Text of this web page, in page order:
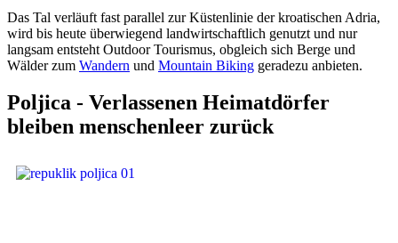
Das Tal verläuft fast parallel zur Küstenlinie der kroatischen Adria,
wird bis heute überwiegend landwirtschaftlich genutzt und nur
langsam entsteht Outdoor Tourismus, obgleich sich Berge und
Wälder zum Wandern und Mountain Biking geradezu anbieten.
Poljica - Verlassenen Heimatdörfer
bleiben menschenleer zurück